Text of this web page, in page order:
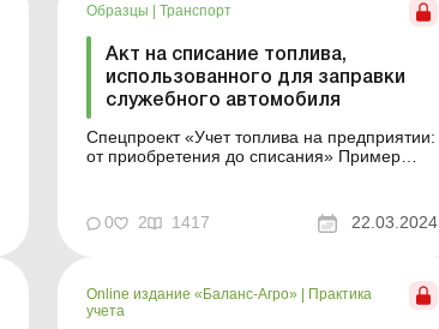
Образцы | Транспорт
Акт на списание топлива,
использованного для заправки
служебного автомобиля
Спецпроект «Учет топлива на предприятии:
от приобретения до списания» Пример
лист
0 2 1417 22.03.2024
Online издание «Баланс-Агро»
Практика
учета